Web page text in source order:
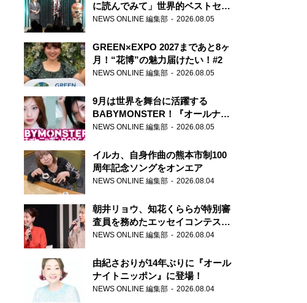
に読んでみて」世界的ベストセラ
ー『アナスタシア』を紹介
NEWS ONLINE 編集部 2026.08.05
GREEN×EXPO 2027まであと8ヶ
月！“花博”の魅力届けたい！#2
NEWS ONLINE 編集部 2026.08.05
9月は世界を舞台に活躍する
BABYMONSTER！『オールナイ
トニッポンPODCAST』月替わり
NEWS ONLINE 編集部 2026.08.05
イルカ、自身作曲の熊本市制100
周年記念ソングをオンエア
NEWS ONLINE 編集部 2026.08.04
朝井リョウ、知花くららが特別審
査員を務めたエッセイコンテスト
の特別番組「#いまあなたに伝え
NEWS ONLINE 編集部 2026.08.04
由紀さおりが14年ぶりに『オール
ナイトニッポン』に登場！
NEWS ONLINE 編集部 2026.08.04